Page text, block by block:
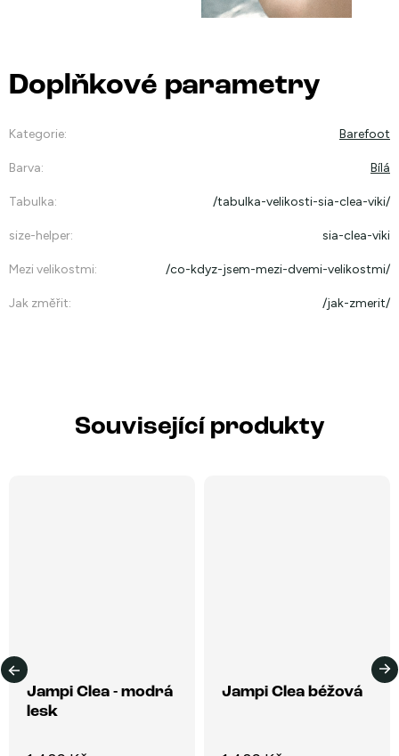
Doplňkové parametry
Kategorie: Barefoot
Barva: Bílá
Tabulka: /tabulka-velikosti-sia-clea-viki/
size-helper: sia-clea-viki
Mezi velikostmi: /co-kdyz-jsem-mezi-dvemi-velikostmi/
Jak změřit: /jak-zmerit/
Související produkty
Jampi Clea - modrá
lesk
Jampi Clea béžová